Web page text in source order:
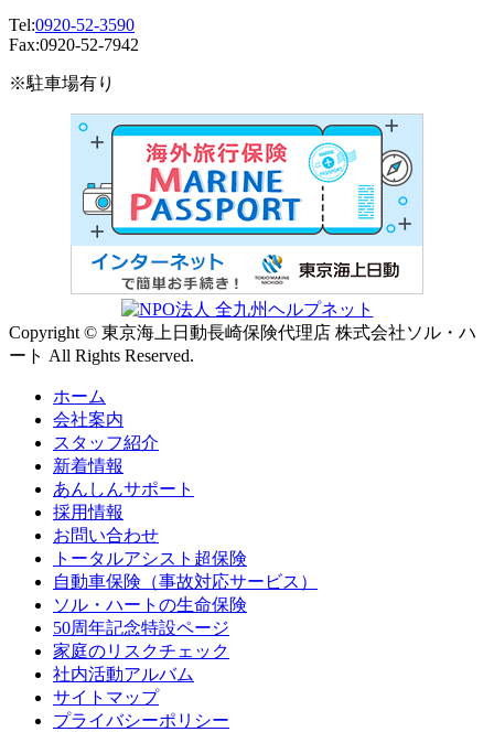
Tel:0920-52-3590
Fax:0920-52-7942
※駐車場有り
Copyright © 東京海上日動長崎保険代理店 株式会社ソル・ハ
ート All Rights Reserved.
ホーム
会社案内
スタッフ紹介
新着情報
あんしんサポート
採用情報
お問い合わせ
トータルアシスト超保険
自動車保険（事故対応サービス）
ソル・ハートの生命保険
50周年記念特設ページ
家庭のリスクチェック
社内活動アルバム
サイトマップ
プライバシーポリシー